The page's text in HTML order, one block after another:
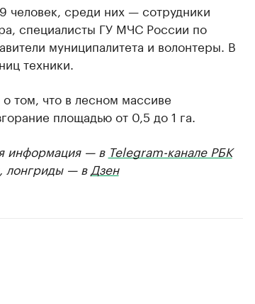
среди них — сотрудники
специалисты ГУ МЧС России по
муниципалитета и волонтеры. В
техники.
о том, что в лесном массиве
площадью от 0,5 до 1 га.
информация — в Telegram-канале РБК
лонгриды — в Дзен